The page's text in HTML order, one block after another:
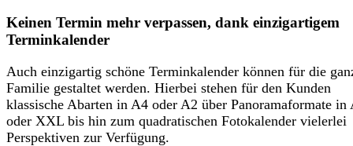
Keinen Termin mehr verpassen, dank einzigartigem
Terminkalender
Auch einzigartig schöne Terminkalender können für die
Familie gestaltet werden. Hierbei stehen für den Kunden
klassische Abarten in A4 oder A2 über Panoramaformate in
oder XXL bis hin zum quadratischen Fotokalender vielerlei
Perspektiven zur Verfügung.